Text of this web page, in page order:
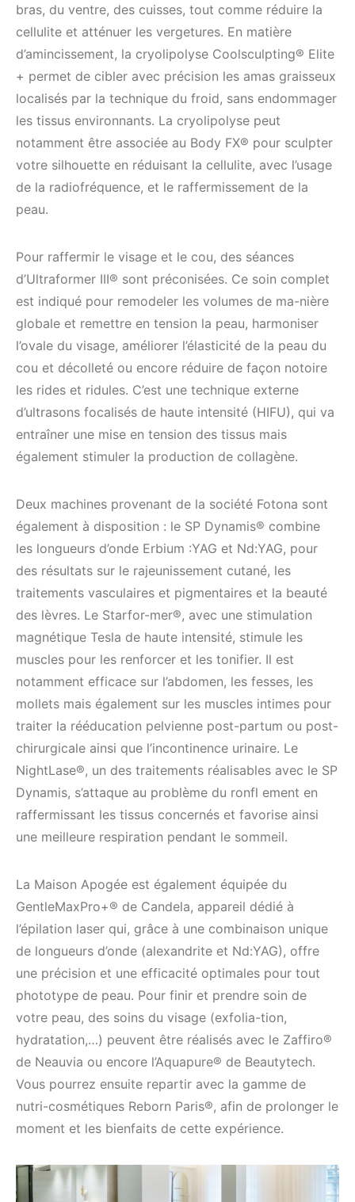
bras, du ventre, des cuisses, tout comme réduire la
cellulite et atténuer les vergetures. En matière
d’amincissement, la cryolipolyse Coolsculpting® Elite
+ permet de cibler avec précision les amas graisseux
localisés par la technique du froid, sans endommager
les tissus environnants. La cryolipolyse peut
notamment être associée au Body FX® pour sculpter
votre silhouette en réduisant la cellulite, avec l’usage
de la radiofréquence, et le raffermissement de la
peau.
Pour raffermir le visage et le cou, des séances
d’Ultraformer III® sont préconisées. Ce soin complet
est indiqué pour remodeler les volumes de ma-nière
globale et remettre en tension la peau, harmoniser
l’ovale du visage, améliorer l’élasticité de la peau du
cou et décolleté ou encore réduire de façon notoire
les rides et ridules. C’est une technique externe
d’ultrasons focalisés de haute intensité (HIFU), qui va
entraîner une mise en tension des tissus mais
également stimuler la production de collagène.
Deux machines provenant de la société Fotona sont
également à disposition : le SP Dynamis® combine
les longueurs d’onde Erbium :YAG et Nd:YAG, pour
des résultats sur le rajeunissement cutané, les
traitements vasculaires et pigmentaires et la beauté
des lèvres. Le Starfor-mer®, avec une stimulation
magnétique Tesla de haute intensité, stimule les
muscles pour les renforcer et les tonifier. Il est
notamment efficace sur l’abdomen, les fesses, les
mollets mais également sur les muscles intimes pour
traiter la rééducation pelvienne post-partum ou post-
chirurgicale ainsi que l’incontinence urinaire. Le
NightLase®, un des traitements réalisables avec le SP
Dynamis, s’attaque au problème du ronfl ement en
raffermissant les tissus concernés et favorise ainsi
une meilleure respiration pendant le sommeil.
La Maison Apogée est également équipée du
GentleMaxPro+® de Candela, appareil dédié à
l’épilation laser qui, grâce à une combinaison unique
de longueurs d’onde (alexandrite et Nd:YAG), offre
une précision et une efficacité optimales pour tout
phototype de peau. Pour finir et prendre soin de
votre peau, des soins du visage (exfolia-tion,
hydratation,…) peuvent être réalisés avec le Zaffiro®
de Neauvia ou encore l’Aquapure® de Beautytech.
Vous pourrez ensuite repartir avec la gamme de
nutri-cosmétiques Reborn Paris®, afin de prolonger le
moment et les bienfaits de cette expérience.